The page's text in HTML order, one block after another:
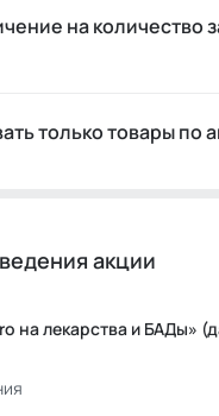
на количество
только товары по
акции
на лекарства и БАДы»